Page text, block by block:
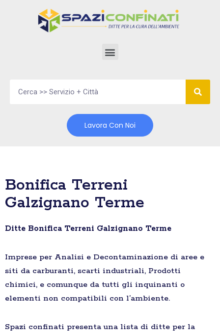
Lavora Con Noi
Bonifica Terreni
Galzignano Terme
Ditte Bonifica Terreni Galzignano Terme
Imprese per Analisi e Decontaminazione di aree e
siti da carburanti, scarti industriali, Prodotti
chimici, e comunque da tutti gli inquinanti o
elementi non compatibili con l’ambiente.
Spazi confinati presenta una lista di ditte per la